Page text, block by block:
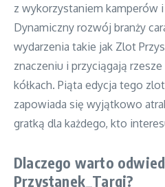
z wykorzystaniem kamperów
Dynamiczny rozwój branży
wydarzenia takie jak Zlot
znaczeniu i przyciągają
kółkach. Piąta edycja tego
zapowiada się wyjątkowo
gratką dla każdego, kto
Dlaczego warto
Przystanek_Targi?